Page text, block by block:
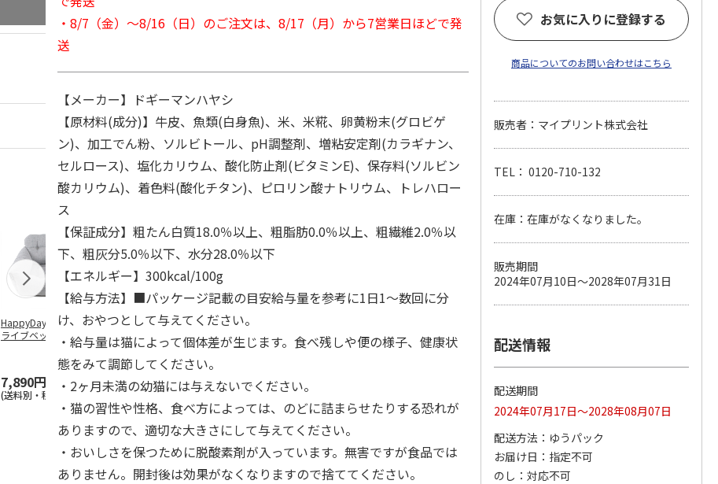
HappyDays 2wayド
ライブベッド グレ
7,890円
(送料別・税込)
獣医師開発 ニオイ
をとる砂専用 猫ト
イレ ナチュラルグ
レー
1,550円
(送料別・税込)
デオトイレ 飛び散
らない消臭・抗菌サ
ンド 4L
1,320円
(送料別・税込)
ムデンタルコーン
ぐるぐるボーン型 S
(送料別・税込)
チ 健康に育つ子ね
こ用 まぐろ・かつ
なた フルーティフ
ローラルの香り
590円
(送料別・税込)
・8/7（金）～8/16（日）のご注文は、8/17（月）から7営業日ほどで発
送
【メーカー】ドギーマンハヤシ
【原材料(成分)】牛皮、魚類(白身魚)、米、米糀、卵黄粉末(グロビゲ
ン)、加工でん粉、ソルビトール、pH調整剤、増粘安定剤(カラギナン、
セルロース)、塩化カリウム、酸化防止剤(ビタミンE)、保存料(ソルビン
酸カリウム)、着色料(酸化チタン)、ピロリン酸ナトリウム、トレハロー
ス
【保証成分】粗たん白質18.0％以上、粗脂肪0.0％以上、粗繊維2.0％以
下、粗灰分5.0％以下、水分28.0％以下
【エネルギー】300kcal/100g
【給与方法】■パッケージ記載の目安給与量を参考に1日1～数回に分
け、おやつとして与えてください。
・給与量は猫によって個体差が生じます。食べ残しや便の様子、健康状
態をみて調節してください。
・2ヶ月未満の幼猫には与えないでください。
・猫の習性や性格、食べ方によっては、のどに詰まらせたりする恐れが
ありますので、適切な大きさにして与えてください。
・おいしさを保つために脱酸素剤が入っています。無害ですが食品では
ありません。開封後は効果がなくなりますので捨ててください。
お気に入りに登録する
商品についてのお問い合わせはこちら
販売者：マイプリント株式会社
TEL： 0120-710-132
在庫：在庫がなくなりました。
販売期間
2024年07月10日～2028年07月31日
配送情報
配送期間
2024年07月17日～2028年08月07日
配送方法
ゆうパック
お届け日
指定不可
のし
対応不可